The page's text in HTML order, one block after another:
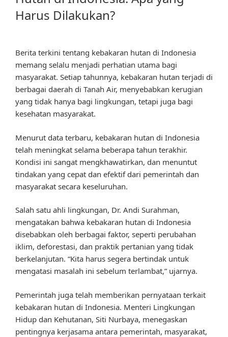
Harus Dilakukan?
Berita terkini tentang kebakaran hutan di Indonesia
memang selalu menjadi perhatian utama bagi
masyarakat. Setiap tahunnya, kebakaran hutan terjadi di
berbagai daerah di Tanah Air, menyebabkan kerugian
yang tidak hanya bagi lingkungan, tetapi juga bagi
kesehatan masyarakat.
Menurut data terbaru, kebakaran hutan di Indonesia
telah meningkat selama beberapa tahun terakhir.
Kondisi ini sangat mengkhawatirkan, dan menuntut
tindakan yang cepat dan efektif dari pemerintah dan
masyarakat secara keseluruhan.
Salah satu ahli lingkungan, Dr. Andi Surahman,
mengatakan bahwa kebakaran hutan di Indonesia
disebabkan oleh berbagai faktor, seperti perubahan
iklim, deforestasi, dan praktik pertanian yang tidak
berkelanjutan. “Kita harus segera bertindak untuk
mengatasi masalah ini sebelum terlambat,” ujarnya.
Pemerintah juga telah memberikan pernyataan terkait
kebakaran hutan di Indonesia. Menteri Lingkungan
Hidup dan Kehutanan, Siti Nurbaya, menegaskan
pentingnya kerjasama antara pemerintah, masyarakat,